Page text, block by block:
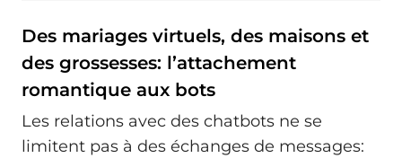
Des mariages virtuels, des maisons et
des grossesses: l’attachement
romantique aux bots
Les relations avec des chatbots ne se
limitent pas à des échanges de messages: